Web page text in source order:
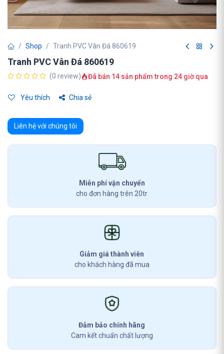
Shop Tranh PVC Vân Đá 860619
Tranh PVC Vân Đá 860619
(0 review) Đã bán 14 sản phẩm trong 24 giờ qua
Yêu thích Chia sẻ
Liên hệ với chúng tôi
Miễn phí vận chuyển
cho đơn hàng trên 20tr
Giảm giá thành viên
cho khách hàng đã mua
Đảm bảo chính hãng
Cam kết chuẩn chất lượng